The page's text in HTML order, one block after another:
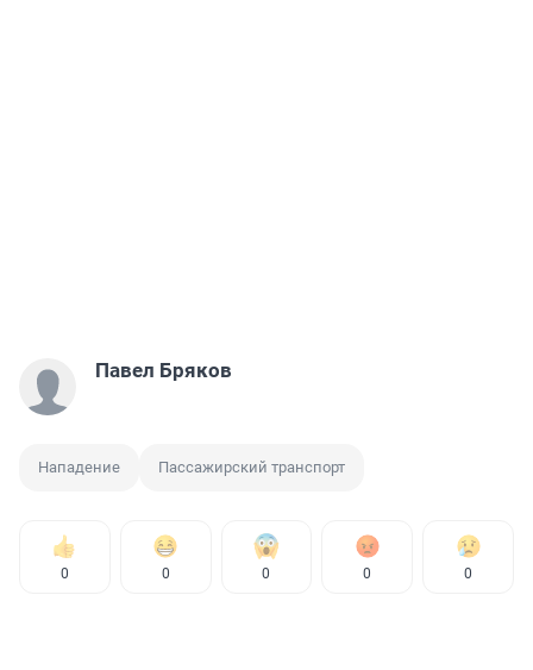
Павел Бряков
Нападение Пассажирский транспорт
0 0 0 0 0